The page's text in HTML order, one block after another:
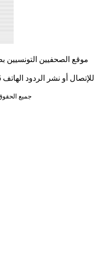
موقع الصحفيين التونسيين
جميع